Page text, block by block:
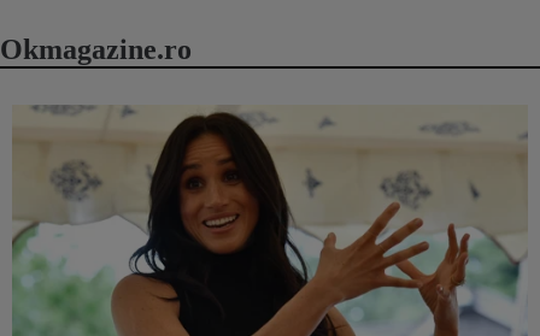
Okmagazine.ro